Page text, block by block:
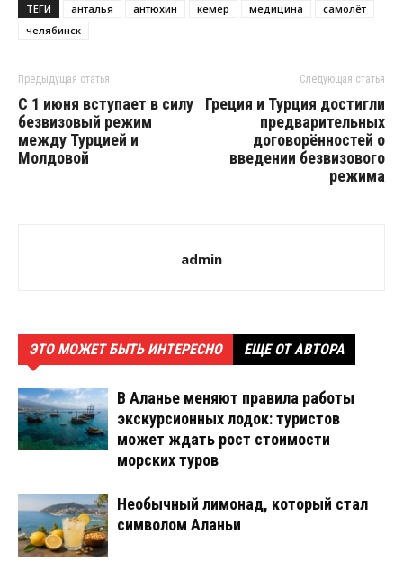
ТЕГИ анталья антюхин кемер медицина
самолёт
челябинск
Предыдущая статья
С 1 июня вступает в силу
безвизовый режим
между Турцией и
Молдовой
Следующая статья
Греция и Турция достигли
предварительных
договорённостей о
введении безвизового
режима
admin
ЭТО МОЖЕТ БЫТЬ ИНТЕРЕСНО ЕЩЕ ОТ АВТОРА
В Аланье меняют правила работы
экскурсионных лодок: туристов
может ждать рост стоимости
морских туров
Необычный лимонад, который стал
символом Аланьи